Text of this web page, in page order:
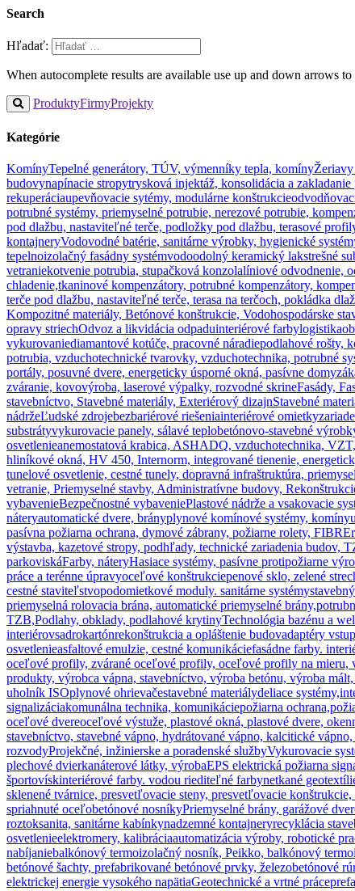
Search
Hľadať:
When autocomplete results are available use up and down arrows
ProduktyFirmyProjekty
Kategórie
KomínyTepelné generátory, TÚV, výmenníky tepla, komíny
budovynapínacie stropytrysková injektáž, konsolidácia a zakladanie
rekuperáciaupevňovacie sytémy, modulárne konštrukcie
potrubné systémy, priemyselné potrubie, nerezové potrubie,
pod dlažbu, nastaviteľné terče, podložky pod dlažbu, terasové
kontajneryVodovodné batérie, sanitárne výrobky, hygienické
tepelnoizolačný fasádny systémvodoodolný keramický lakstrešné
vetraniekotvenie potrubia, stupačková konzolalíniové odvodnenie,
chladenie,tkaninové kompenzátory, potrubné kompenzátory,
terče pod dlažbu, nastaviteľné terče, terasa na terčoch, pokládka
Kompozitné materiály, Betónové konštrukcie, Vodohospodárske
opravy striechOdvoz a likvidácia odpaduinteriérové farbylogistika
vykurovaniediamantové kotúče, pracovné náradiepodlahové rošty,
potrubia, vzduchotechnické tvarovky, vzduchotechnika, potrubné
portály, posuvné dvere, energeticky úsporné okná, pasívne domy
zváranie, kovovýroba, laserové výpalky, rozvodné skrineFasády,
stavebníctvo, Stavebné materiály, Exteriérový dizajnStavebné
nádržeĽudské zdrojebezbariérové riešeniainteriérové omietky
substrátyvykurovacie panely, sálavé teplobetónovo-stavebné
osvetlenieanemostatová krabica, ASHADQ, vzduchotechnika,
hliníkové okná, HV 450, Internorm, integrované tienenie,
tunelové osvetlenie, cestné tunely, dopravná infraštruktúra,
vetranie, Priemyselné stavby, Administratívne budovy,
vybavenieBezpečnostné vybaveniePlastové nádrže a vsakovacie
náteryautomatické dvere, brányplynové komínové systémy, komíny
pasívna požiarna ochrana, dymové zábrany, požiarne rolety,
výstavba, kazetové stropy, podhľady, technické zariadenia budov,
parkoviskáFarby, náteryHasiace systémy, pasívne protipožiarne
práce a terénne úpravyoceľové konštrukciepenové sklo, zelené
cestné staviteľstvopodomietkové moduly. sanitárne systémy
priemyselná rolovacia brána, automatické priemyselné brány,
TZB,Podlahy, obklady, podlahové krytinyTechnológia bazénu a
interiérovsadrokartónrekonštrukcia a opláštenie budovadaptéry
osvetlenieasfaltové emulzie, cestné komunikáciefasádne farby.
oceľové profily, zvárané oceľové profily, oceľové profily na
produkty, výrobca vápna, stavebníctvo, výroba betónu, výroba
uholník ISOplynové ohrievačestavebné materiálydeliace
signalizáciakomunálna technika, komunikáciepožiarna
oceľové dvereoceľové výstuže, plastové okná, plastové dvere,
stavebníctvo, stavebné vápno, hydrátované vápno, kalcitické
rozvodyProjekčné, inžinierske a poradenské službyVykurovacie
plechové dvierkanáterové látky, výrobaEPS elektrická požiarna
športovískinteriérové farby. vodou riediteľné farbynetkané
sklenené tvárnice, presvetľovacie steny, presvetľovacie
spriahnuté oceľobetónové nosníkyPriemyselné brány, garážové
roztoksanita, sanitárne kabínkynadzemné kontajneryrecyklácia
osvetlenieelektromery, kalibráciaautomatizácia výroby, robotické
nabíjaniebalkónový termoizolačný nosník, Peikko, balkónový
betónové šachty, prefabrikované betónové prvky, železobetónové
elektrickej energie vysokého napätiaGeotechnické a vrtné práce